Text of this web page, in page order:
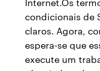
condicionais de
claros. Agora,
espera-se que
execute um